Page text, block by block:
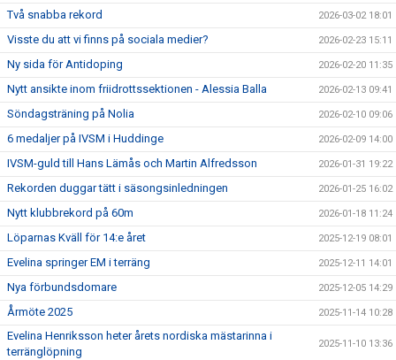
Två snabba rekord 2026-03-02 18:01
Visste du att vi finns på sociala medier? 2026-02-23 15:11
Ny sida för Antidoping 2026-02-20 11:35
Nytt ansikte inom friidrottssektionen - Alessia Balla 2026-02-13 09:41
Söndagsträning på Nolia 2026-02-10 09:06
6 medaljer på IVSM i Huddinge 2026-02-09 14:00
IVSM-guld till Hans Lämås och Martin Alfredsson 2026-01-31 19:22
Rekorden duggar tätt i säsongsinledningen 2026-01-25 16:02
Nytt klubbrekord på 60m 2026-01-18 11:24
Löparnas Kväll för 14:e året 2025-12-19 08:01
Evelina springer EM i terräng 2025-12-11 14:01
Nya förbundsdomare 2025-12-05 14:29
Årmöte 2025 2025-11-14 10:28
Evelina Henriksson heter årets nordiska mästarinna i
terränglöpning
2025-11-10 13:36